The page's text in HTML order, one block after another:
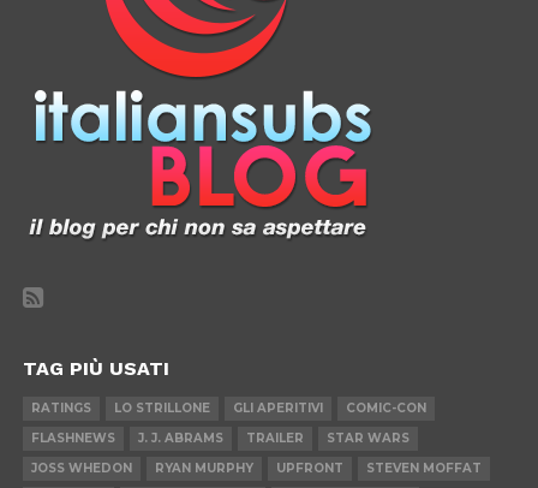
TAG PIÙ USATI
RATINGS LO STRILLONE GLI APERITIVI
COMIC-CON
FLASHNEWS
J. J. ABRAMS TRAILER
STAR WARS
JOSS WHEDON
RYAN MURPHY UPFRONT
STEVEN MOFFAT